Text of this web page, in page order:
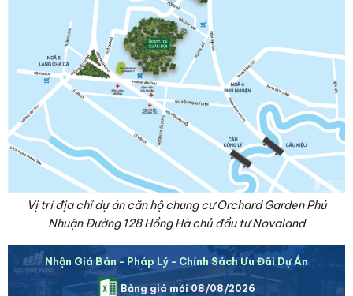
Vị trí địa chỉ dự án căn hộ chung cư Orchard Garden Phú
Nhuận Đường 128 Hồng Hà chủ đầu tư Novaland
Nhận Giá Bán - Pháp Lý - Chính Sách Ưu Đãi Dự Án
Bảng giá mới 08/08/2026